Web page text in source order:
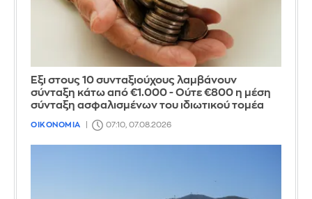
Έξι στους 10 συνταξιούχους λαμβάνουν
σύνταξη κάτω από €1.000 - Ούτε €800 η μέση
σύνταξη ασφαλισμένων του ιδιωτικού τομέα
ΟΙΚΟΝΟΜΙΑ 07:10, 07.08.2026